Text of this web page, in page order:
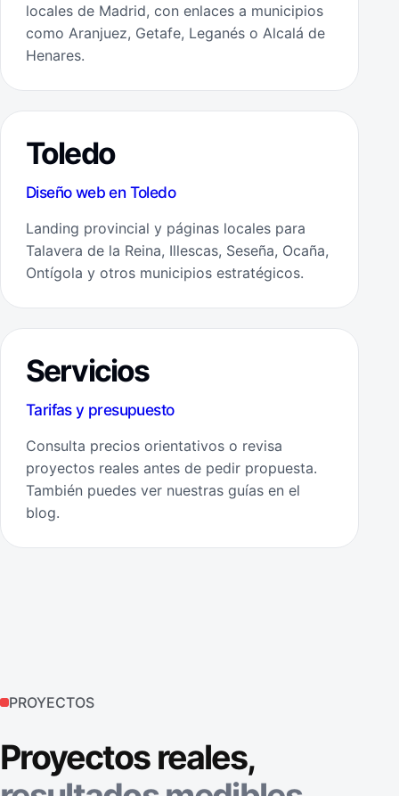
locales de Madrid, con enlaces a municipios
como Aranjuez, Getafe, Leganés o Alcalá de
Henares.
Toledo
Diseño web en Toledo
Landing provincial y páginas locales para
Talavera de la Reina, Illescas, Seseña, Ocaña,
Ontígola y otros municipios estratégicos.
Servicios
Tarifas y presupuesto
Consulta precios orientativos o revisa
proyectos reales antes de pedir propuesta.
También puedes ver nuestras guías en el
blog.
PROYECTOS
Proyectos reales,